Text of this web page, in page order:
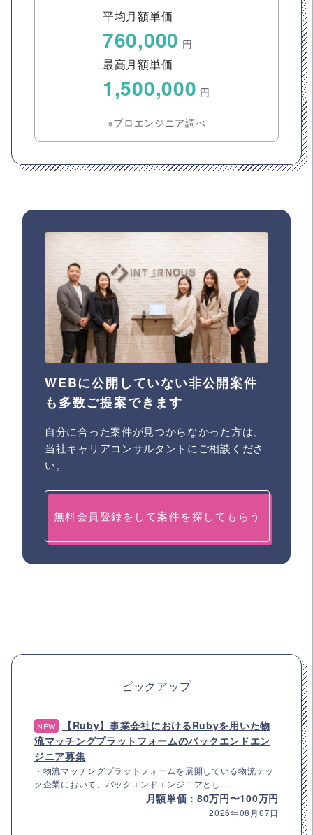
平均月額単価
760,000 円
最高月額単価
1,500,000 円
※プロエンジニア調べ
WEBに公開していない非公開案件
も多数ご提案できます
自分に合った案件が見つからなかった方は、
当社キャリアコンサルタントにご相談くださ
い。
無料会員登録をして案件を探してもらう
ピックアップ
NEW
【Ruby】事業会社におけるRubyを用いた物
流マッチングプラットフォームのバックエンドエン
ジニア募集
・物流マッチングプラットフォームを展開している物流テッ
ク企業において、バックエンドエンジニアとし...
月額単価：80万円〜100万円
2026年08月07日